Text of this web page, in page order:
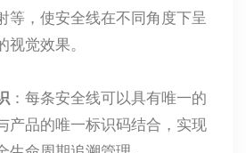
等，使安全线在不同角度下呈
视觉效果。
：每条安全线可以具有唯一的
产品的唯一标识码结合，实现